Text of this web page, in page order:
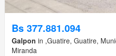
Bs 377.881.094
Galpon in ,Guatire, Guatire,
Miranda